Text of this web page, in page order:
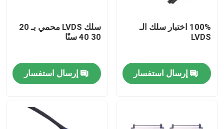
منزل
100% اختبار سلك الـ
LVDS
إرسال استفسار
سلك LVDS محمي بـ 20
30 40 سنًا
إرسال استفسار